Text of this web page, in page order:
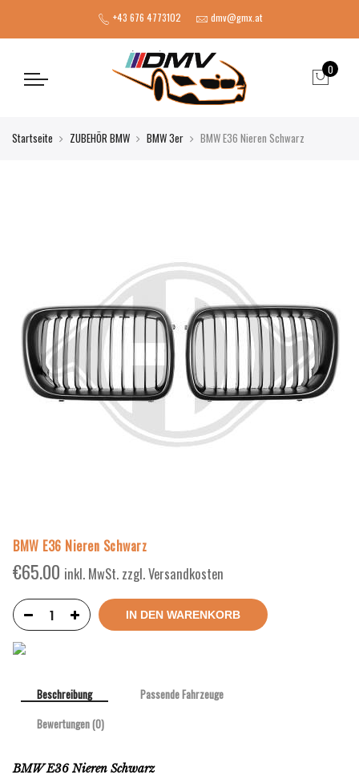
+43 676 4773102 dmv@gmx.at
0
Startseite ZUBEHÖR BMW BMW 3er BMW E36 Nieren Schwarz
BMW E36 Nieren Schwarz
€65.00 inkl. MwSt. zzgl. Versandkosten
IN DEN WARENKORB
Beschreibung
Passende Fahrzeuge
Bewertungen (0)
BMW E36 Nieren Schwarz